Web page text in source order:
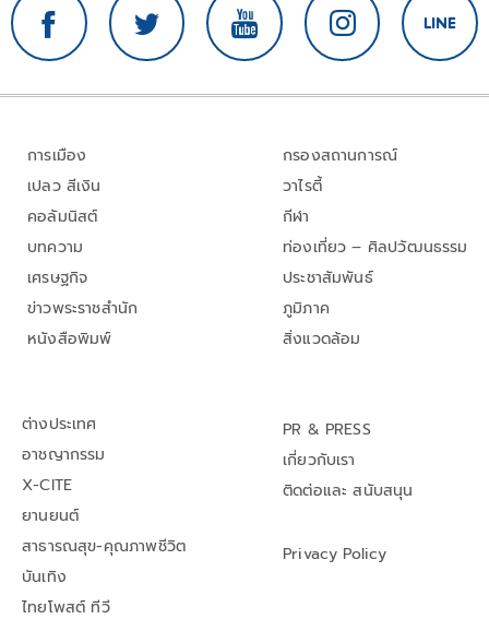
การเมือง
เปลว สีเงิน
คอลัมนิสต์
บทความ
เศรษฐกิจ
ข่าวพระราชสำนัก
หนังสือพิมพ์
กรองสถานการณ์
วาไรตี้
กีฬา
ท่องเที่ยว – ศิลปวัฒนธรรม
ประชาสัมพันธ์
ภูมิภาค
สิ่งแวดล้อม
ต่างประเทศ
อาชญากรรม
X-CITE
ยานยนต์
สาธารณสุข-คุณภาพชีวิต
บันเทิง
ไทยโพสต์ ทีวี
PR & PRESS
เกี่ยวกับเรา
ติดต่อและ สนับสนุน
Privacy Policy